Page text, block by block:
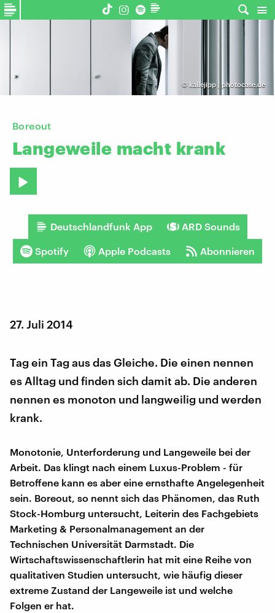
© kallejipp | photocase.de
Boreout
Langeweile macht krank
Deutschlandfunk App ARD Sounds
Spotify Apple Podcasts Abonnieren
27. Juli 2014
Tag ein Tag aus das Gleiche. Die einen nennen
es Alltag und finden sich damit ab. Die anderen
nennen es monoton und langweilig und werden
krank.
Monotonie, Unterforderung und Langeweile bei der
Arbeit. Das klingt nach einem Luxus-Problem - für
Betroffene kann es aber eine ernsthafte Angelegenheit
sein. Boreout, so nennt sich das Phänomen, das Ruth
Stock-Homburg untersucht, Leiterin des Fachgebiets
Marketing & Personalmanagement an der
Technischen Universität Darmstadt. Die
Wirtschaftswissenschaftlerin hat mit eine Reihe von
qualitativen Studien untersucht, wie häufig dieser
extreme Zustand der Langeweile ist und welche
Folgen er hat.